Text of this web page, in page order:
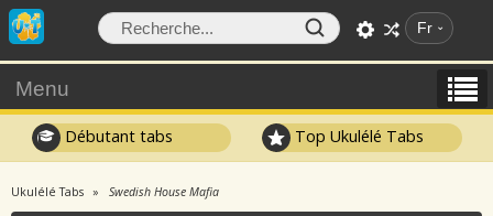
Fr
Menu
Débutant tabs Top Ukulélé Tabs
Ukulélé Tabs Swedish House Mafia